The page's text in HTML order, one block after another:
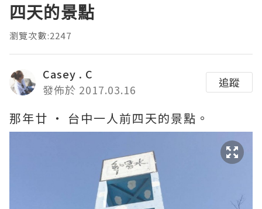
四天的景點
瀏覽次數:2247
Casey . C
發佈於 2017.03.16
追蹤
那年廿 ‧ 台中一人前四天的景點。